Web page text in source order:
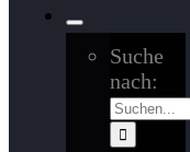
Suche
nach: